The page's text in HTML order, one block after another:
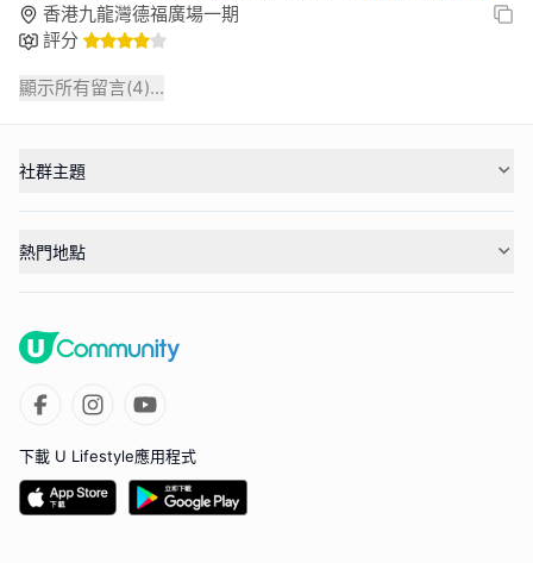
香港九龍灣德福廣場一期
評分
顯示所有留言(4)...
社群主題
熱門地點
下載 U Lifestyle應用程式